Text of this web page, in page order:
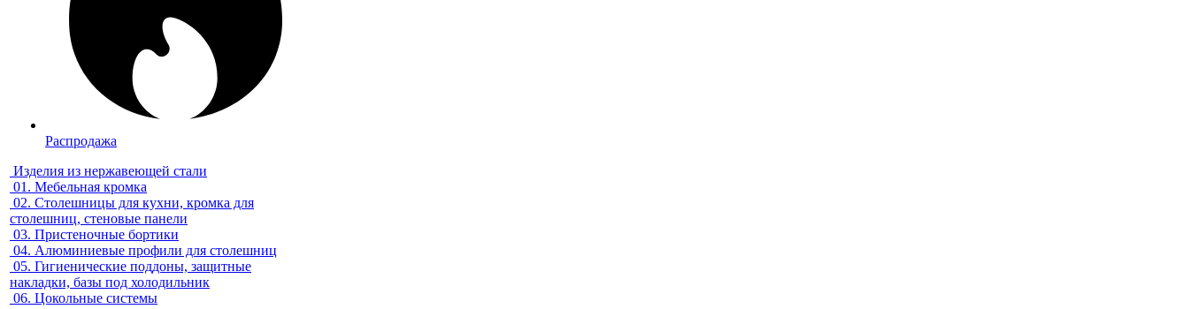
Распродажа
Изделия из нержавеющей стали
01. Мебельная кромка
02. Столешницы для кухни, кромка для
столешниц, стеновые панели
03. Пристеночные бортики
04. Алюминиевые профили для столешниц
05. Гигиенические поддоны, защитные
накладки, базы под холодильник
06. Цокольные системы